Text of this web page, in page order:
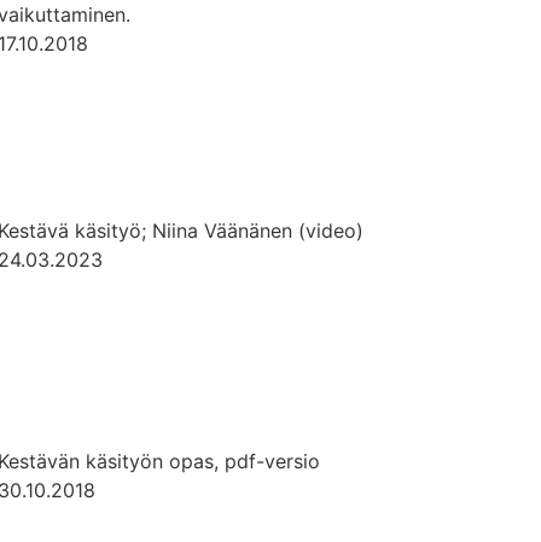
käsityö; Niina Väänänen (video)
käsityön opas, pdf-versio